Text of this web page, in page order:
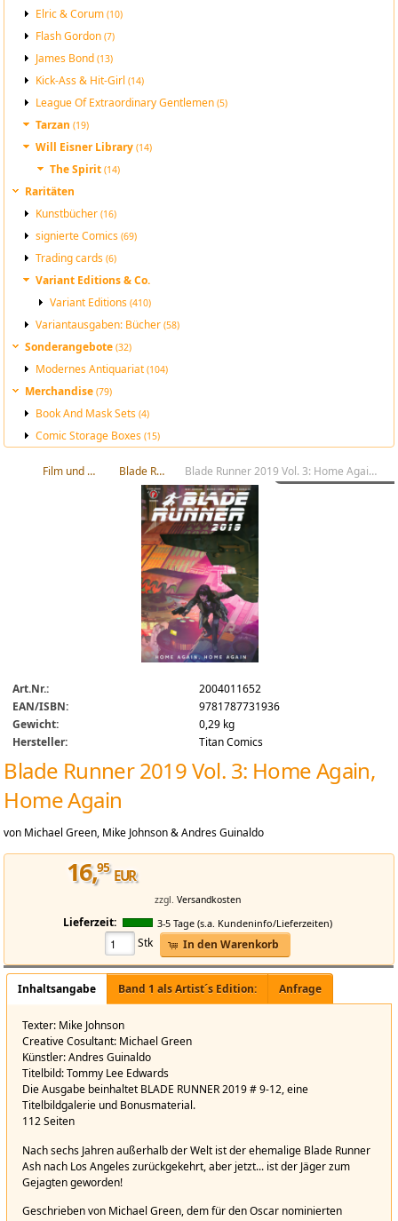
Elric & Corum(10)
Flash Gordon(7)
James Bond(13)
Kick-Ass & Hit-Girl(14)
League Of Extraordinary Gentlemen(5)
Tarzan(19)
Will Eisner Library(14)
The Spirit(14)
Raritäten
Kunstbücher(16)
signierte Comics(69)
Trading cards(6)
Variant Editions & Co.
Variant Editions(410)
Variantausgaben: Bücher(58)
Sonderangebote(32)
Modernes Antiquariat(104)
Merchandise(79)
Book And Mask Sets(4)
Comic Storage Boxes(15)
Film und Comics Blade Runner Blade Runner 2019 Vol. 3: Home Again, Home Again
Blade Runner 2019_Vol. 3_Home Again, Home Again
Blade Runner 2019 Vol. 3: Home Again, Home Again
Art.Nr.:
2004011652
EAN/ISBN:
9781787731936
Gewicht:
0,29 kg
Hersteller:
Titan Comics
Blade Runner 2019 Vol. 3: Home Again,
Home Again
von Michael Green, Mike Johnson & Andres Guinaldo
16,95 EUR
zzgl.Versandkosten
Lieferzeit: 3-5 Tage (s.a. Kundeninfo/Lieferzeiten)
Stk In den Warenkorb
Inhaltsangabe Band 1 als Artist´s Edition: Anfrage
Texter: Mike Johnson
Creative Cosultant: Michael Green
Künstler: Andres Guinaldo
Titelbild: Tommy Lee Edwards
Die Ausgabe beinhaltet BLADE RUNNER 2019 # 9-12, eine
Titelbildgalerie und Bonusmaterial.
112 Seiten
Nach sechs Jahren außerhalb der Welt ist der ehemalige Blade Runner
Ash nach Los Angeles zurückgekehrt, aber jetzt... ist der Jäger zum
Gejagten geworden!
Geschrieben von Michael Green, dem für den Oscar nominierten